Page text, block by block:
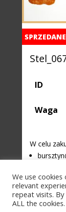
SPRZEDANE
ID
Waga
W celu
We use
relevant
repeat visits. By
ALL the cookies.